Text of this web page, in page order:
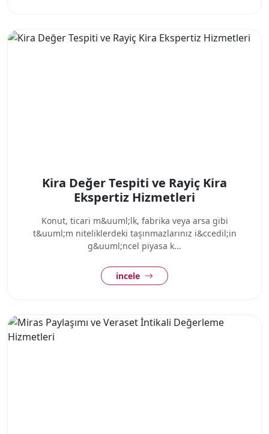
Kira Değer Tespiti ve Rayiç Kira
Ekspertiz Hizmetleri
Konut, ticari m&uuml;lk, fabrika veya arsa gibi
t&uuml;m niteliklerdeki taşınmazlarınız i&ccedil;in
g&uuml;ncel piyasa k...
incele